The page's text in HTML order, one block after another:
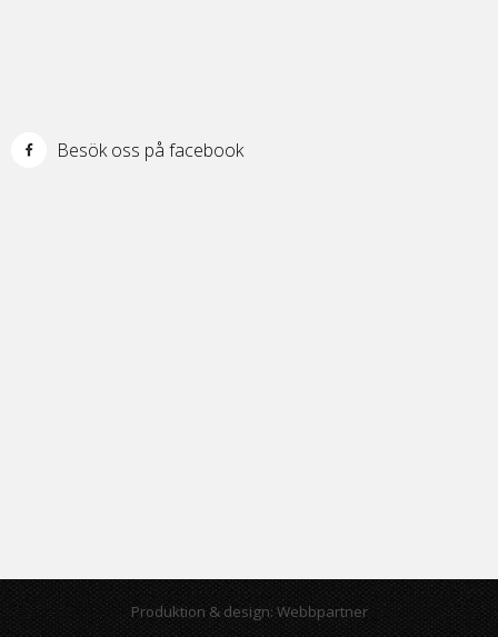
Besök oss på facebook
Produktion & design: Webbpartner